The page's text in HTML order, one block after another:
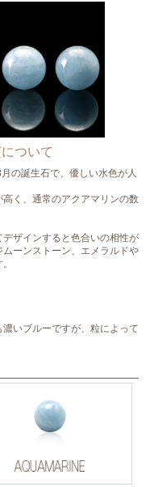
ついて
の誕生石で、優しい水色が人
く、通常のアクアマリンの数
ザインすると色合いの相性が
ーンストーン、エメラルドや
いブルーですが、粒によって